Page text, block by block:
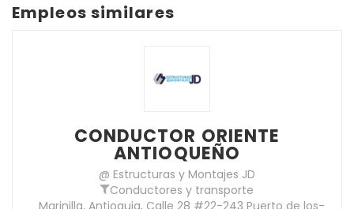
Empleos similares
CONDUCTOR ORIENTE
ANTIOQUEÑO
@ Estructuras y Montajes JD
Conductores y transporte
Marinilla, Antioquia, Calle 28 #22-243 Puerto de los-